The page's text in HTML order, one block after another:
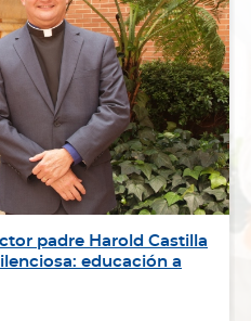
padre Harold Castilla
educación a